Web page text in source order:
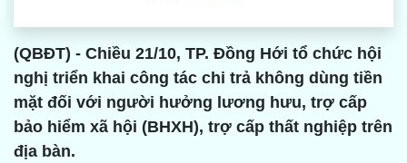
(QBĐT) - Chiều 21/10, TP. Đồng Hới tổ chức hội
nghị triển khai công tác chi trả không dùng tiền
mặt đối với người hưởng lương hưu, trợ cấp
bảo hiểm xã hội (BHXH), trợ cấp thất nghiệp trên
địa bàn.